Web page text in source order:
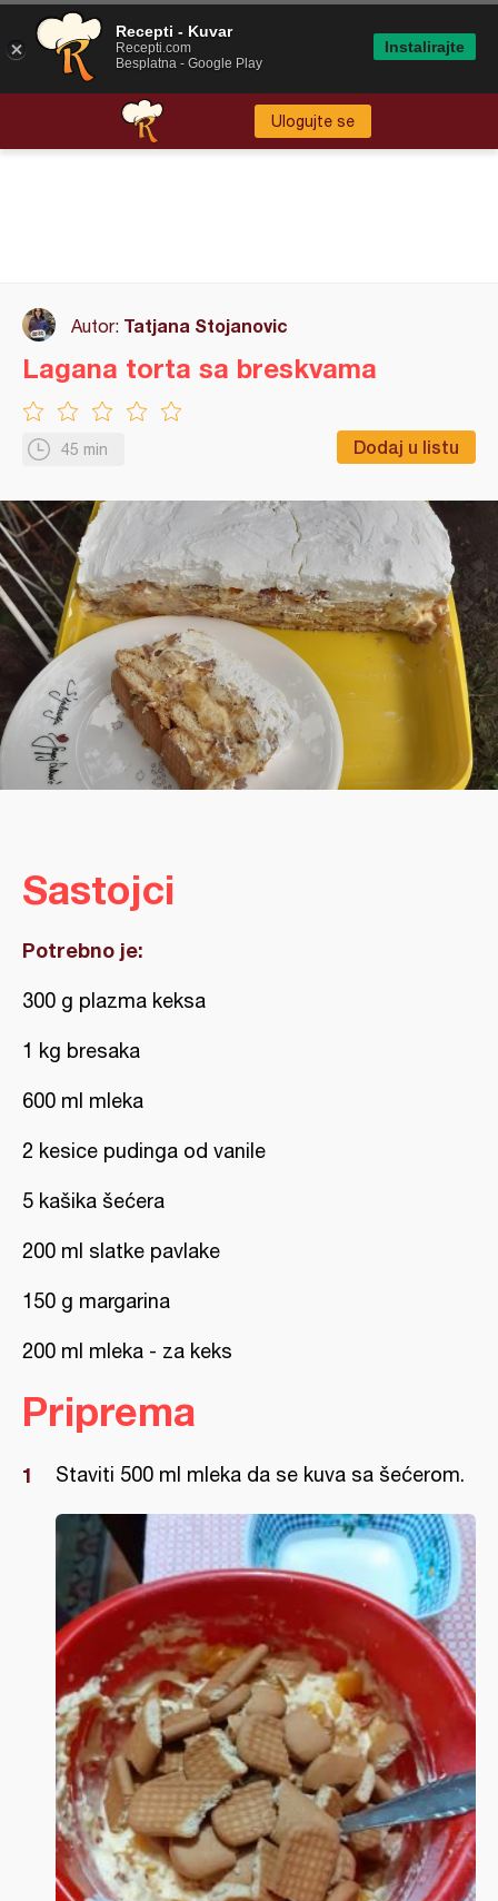
Ulogujte se
Autor: Tatjana Stojanovic
45 min Dodaj u listu
Lagana torta sa breskvama
Sastojci
Potrebno je:
300 g plazma keksa
1 kg bresaka
600 ml mleka
2 kesice pudinga od vanile
5 kašika šećera
200 ml slatke pavlake
150 g margarina
200 ml mleka - za keks
Priprema
Staviti 500 ml mleka da se kuva sa šećerom.
Recepti - Kuvar
Recepti.com
Besplatna - Google Play
Instalirajte